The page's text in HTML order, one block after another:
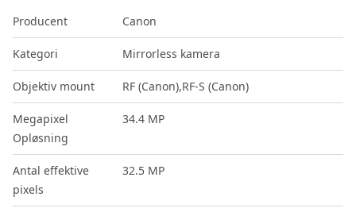
Producent Canon
Kategori Mirrorless kamera
Objektiv mount RF (Canon),RF-S (Canon)
Megapixel
Opløsning
34.4 MP
Antal effektive
pixels
32.5 MP